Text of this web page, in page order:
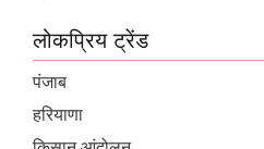
लोकप्रिय ट्रेंड
पंजाब
हरियाणा